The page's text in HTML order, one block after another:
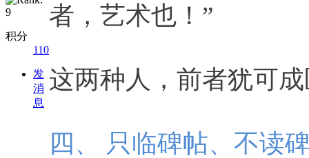
积分
110
发
消
息
者，艺术也！”
这两种人，前者犹可
四、 只临碑帖、不读